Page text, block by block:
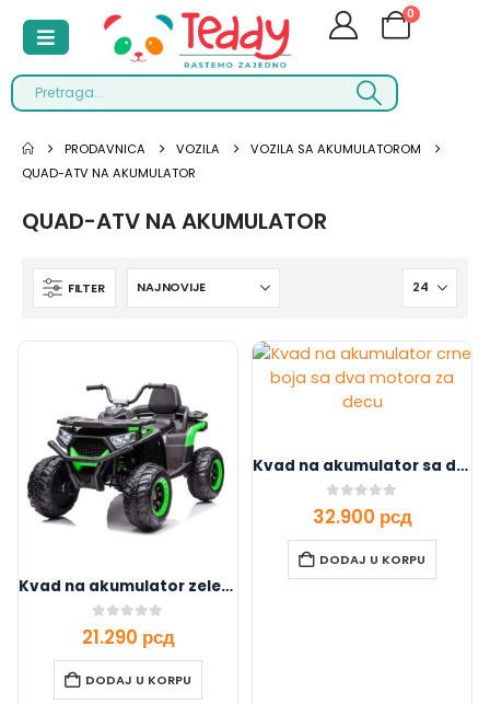
0
PRODAVNICA VOZILA
VOZILA SA AKUMULATOROM
QUAD-ATV NA AKUMULATOR
QUAD-ATV NA AKUMULATOR
FILTER
Kvad na akumulator zeleni 12V 7Ah
0 out of 5
21.290 рсд
DODAJ U KORPU
Kvad na akumulator sa dva motora 2×550 12V 7AH
0out of 5
32.900 рсд
DODAJ U KORPU